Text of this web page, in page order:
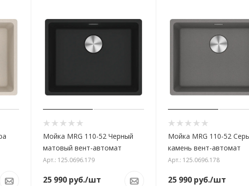
Мойка MRG 110-52 Черный
матовый вент-автомат
Арт.: 125.0696.179
25 990руб./шт
Мойка MRG 110-52
камень вент-автомат
Арт.: 125.0696.178
25 990 руб./шт